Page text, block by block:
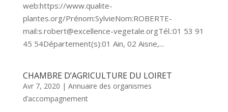
web:https://www.qualite-
plantes.org/Prénom:SylvieNom:ROBERTE-
mail:s.robert@excellence-vegetale.orgTél.:01 53 91
45 54Département(s):01 Ain, 02 Aisne,...
CHAMBRE D’AGRICULTURE DU LOIRET
Avr 7, 2020 | Annuaire des organismes
d’accompagnement